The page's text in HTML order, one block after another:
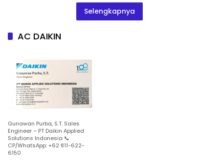
Selengkapnya
AC DAIKIN
Gunawan Purba, S.T. Sales
Engineer – PT Daikin Applied
Solutions Indonesia 📞
CP/WhatsApp: +62 811-622-
6150